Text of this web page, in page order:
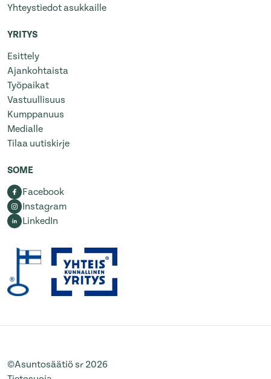
Yhteystiedot asukkaille
YRITYS
Esittely
Ajankohtaista
Työpaikat
Vastuullisuus
Kumppanuus
Medialle
Tilaa uutiskirje
SOME
Facebook
Instagram
LinkedIn
©Asuntosäätiö sr 2026